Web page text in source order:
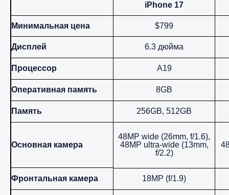
iPhone 17
Минимальная цена $799
Дисплей 6.3 дюйма
Процессор A19
Оперативная память 8GB
Память 256GB, 512GB
Основная камера
48MP wide (26mm, f/1.6),
48MP ultra-wide (13mm,
f/2.2)
Фронтальная камера 18MP (f/1.9)